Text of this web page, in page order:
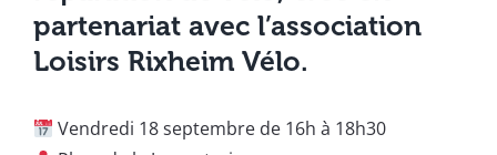
partenariat avec l’association
Loisirs Rixheim Vélo.
Vendredi 18 septembre de 16h à 18h30